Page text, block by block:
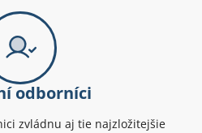
odborníci
zvládnu aj tie najzložitejšie